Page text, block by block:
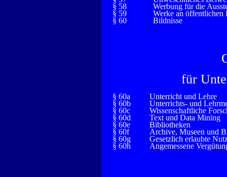
§ 58
Werbung für die
§ 59
Werke an öffentlichen
§ 60
Bildnisse
für
§ 60a
Unterricht und Lehre
§ 60b
Unterrichts- und
§ 60c
Wissenschaftliche
§ 60d
Text und Data Mining
§ 60e
Bibliotheken
§ 60f
Archive, Museen und
§ 60g
Gesetzlich erlaubte
§ 60h
Angemessene